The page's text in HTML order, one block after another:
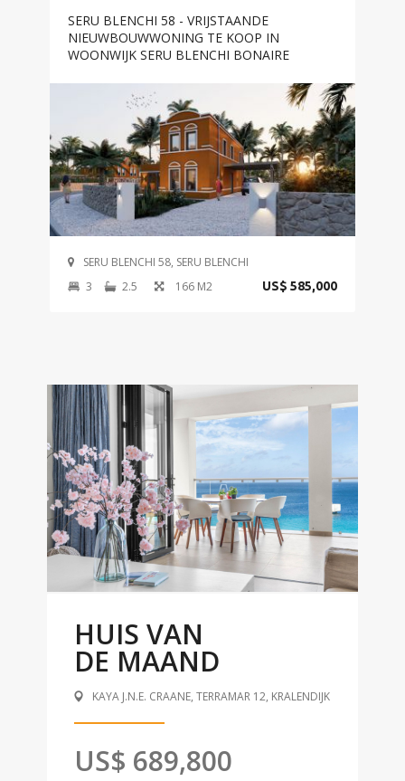
SERU BLENCHI 58 - VRIJSTAANDE
NIEUWBOUWWONING TE KOOP IN
WOONWIJK SERU BLENCHI BONAIRE
SERU BLENCHI 58, SERU BLENCHI
3
2.5 166 M2 US$ 585,000
HUIS VAN
DE MAAND
KAYA J.N.E. CRAANE, TERRAMAR 12, KRALENDIJK
US$ 689,800